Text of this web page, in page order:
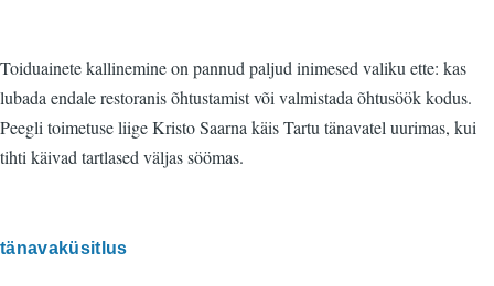
Toiduainete kallinemine on pannud paljud inimesed valiku ette: kas
lubada endale restoranis õhtustamist või valmistada õhtusöök kodus.
Peegli toimetuse liige Kristo Saarna käis Tartu tänavatel uurimas, kui
tihti käivad tartlased väljas söömas.
tänavaküsitlus